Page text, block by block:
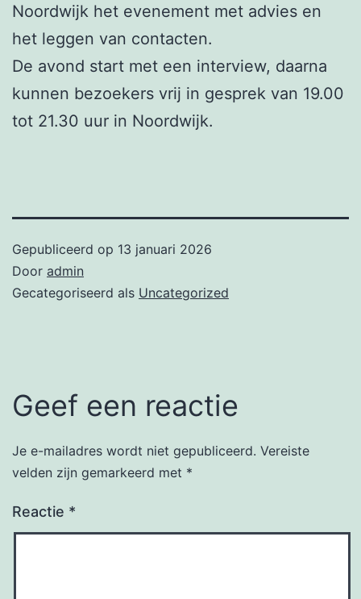
Noordwijk het evenement met advies en
het leggen van contacten.
De avond start met een interview, daarna
kunnen bezoekers vrij in gesprek van 19.00
tot 21.30 uur in Noordwijk.
Gepubliceerd op 13 januari 2026
Door admin
Gecategoriseerd als Uncategorized
Geef een reactie
Je e-mailadres wordt niet gepubliceerd. Vereiste
velden zijn gemarkeerd met *
Reactie *